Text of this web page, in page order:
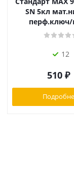
SN 5кл
12
510 ₽